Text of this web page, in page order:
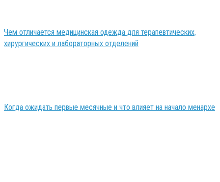
Чем отличается медицинская одежда для терапевтических,
хирургических и лабораторных отделений
Когда ожидать первые месячные и что влияет на начало менархе